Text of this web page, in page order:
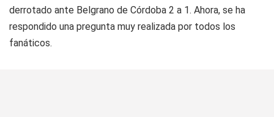
derrotado ante Belgrano de Córdoba 2 a 1. Ahora, se ha
respondido una pregunta muy realizada por todos los
fanáticos.